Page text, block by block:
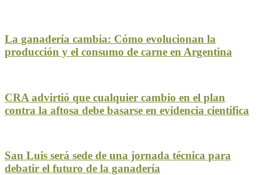
La ganadería cambia: Cómo evolucionan la
producción y el consumo de carne en Argentina
CRA advirtió que cualquier cambio en el plan
contra la aftosa debe basarse en evidencia científica
San Luis será sede de una jornada técnica para
debatir el futuro de la ganadería